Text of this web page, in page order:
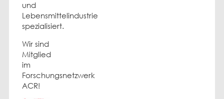
und
Lebensmittelindustrie
spezialisiert.
Wir sind
Mitglied
im
Forschungsnetzwerk
ACR!